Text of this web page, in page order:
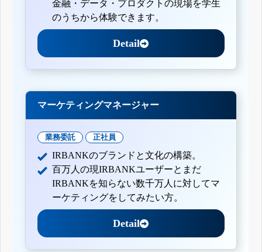
金融・データ・プロダクトの現場を学生
のうちから体験できます。
Detail
マーケティングマネージャー
業務委託 正社員
IRBANKのブランドと文化の構築。
百万人の現IRBANKユーザーとまだ
IRBANKを知らない数千万人に対してマ
ーケティングをしてみたい方。
Detail